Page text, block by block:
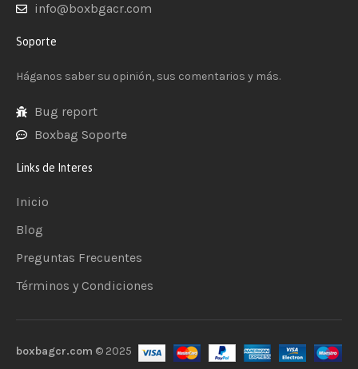
info@boxbgacr.com
Soporte
Háganos saber su opinión, sus comentarios y más.
Bug report
Boxbag Soporte
Links de Interes
Inicio
Blog
Preguntas Frecuentes
Términos y Condiciones
boxbagcr.com © 2025